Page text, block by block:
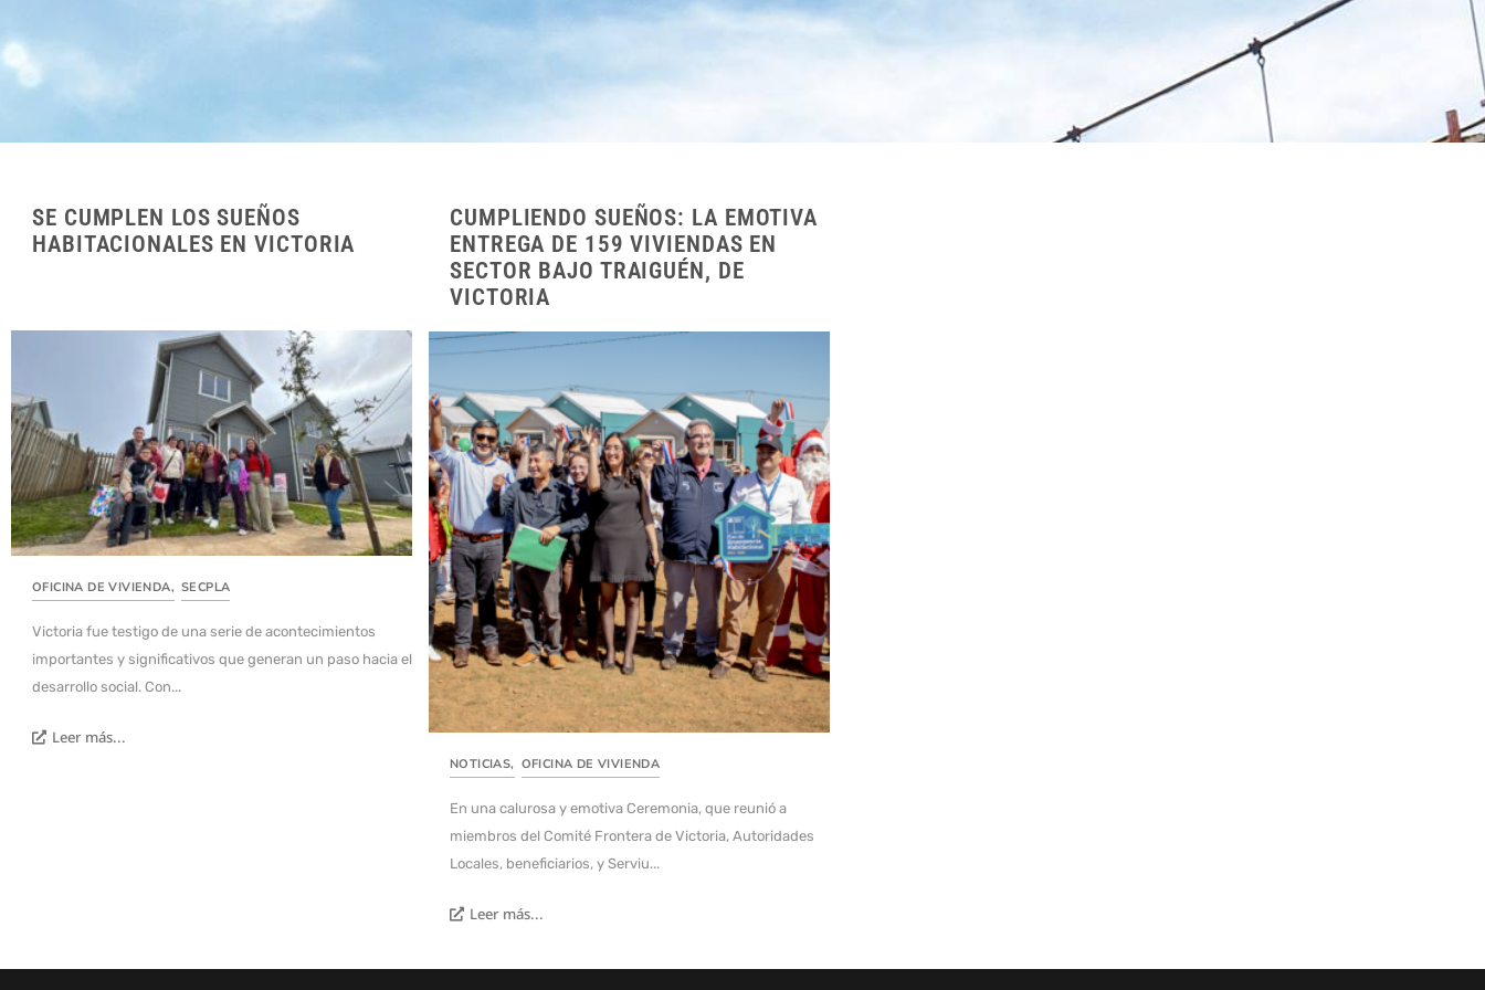
SE CUMPLEN LOS SUEÑOS
HABITACIONALES EN VICTORIA
OFICINA DE VIVIENDA, SECPLA
Victoria fue testigo de una serie de acontecimientos
importantes y significativos que generan un paso hacia el
desarrollo social. Con...
Leer más...
CUMPLIENDO SUEÑOS: LA EMOTIVA
ENTREGA DE 159 VIVIENDAS EN
SECTOR BAJO TRAIGUÉN, DE
VICTORIA
NOTICIAS, OFICINA DE VIVIENDA
En una calurosa y emotiva Ceremonia, que reunió a
miembros del Comité Frontera de Victoria, Autoridades
Locales, beneficiarios, y Serviu...
Leer más...